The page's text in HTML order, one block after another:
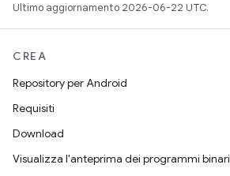
Ultimo aggiornamento 2026-06-22 UTC.
CREA
Repository per Android
Requisiti
Download
Visualizza l'anteprima dei programmi binari